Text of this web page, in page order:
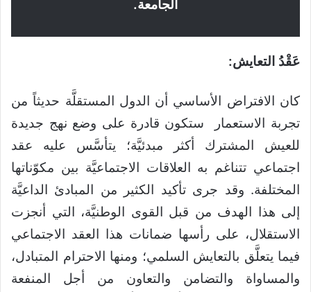
الجامعة.
عَقْدُ التعايش:
كان الافتراض الأساسي أن الدول المستقلَّة حديثاً من
تجربة الاستعمار ستكون قادرة على وضع نهج جديدة
للعيش المشترك أكثر مبدئيَّة؛ يتأسَّس عليه عقد
اجتماعي تتناغم به العلاقات الاجتماعيَّة بين مكوّناتها
المختلفة. وقد جرى تأكيد الكثير من المبادئ الداعيَّة
إلى هذا الهدف من قبل القوى الوطنيَّة، التي أنجزت
الاستقلال، على رأسها ضمانات هذا العقد الاجتماعي
فيما يتعلَّق بالتعايش السلمي؛ ومنها الاحترام المتبادل،
والمساواة والتضامن والتعاون من أجل المنفعة